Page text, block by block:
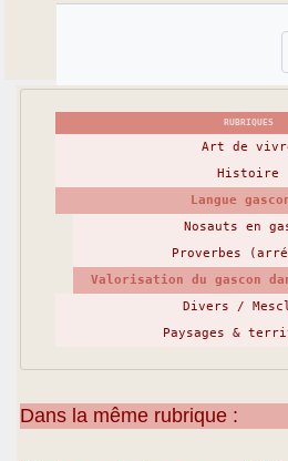
RUBRIQUES
Art de
Histoire
Langue
Nosauts en
Proverbes
Valorisation du gascon
Divers /
Paysages &
Dans la même rubrique :